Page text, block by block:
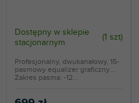
Dostępny w sklepie
stacjonarnym
(1 szt)
Profesjonalny, dwukanałowy, 15-
pasmowy equalizer graficzny.
Zakres pasma: -12...